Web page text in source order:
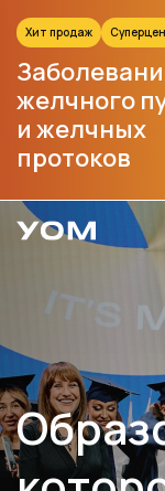
желчного
и желчных
протоков
Хит продаж